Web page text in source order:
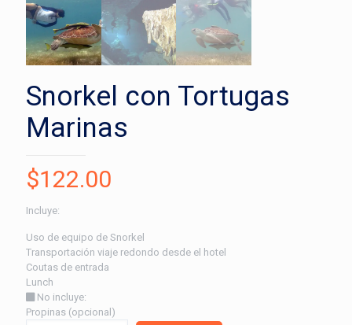
Snorkel con Tortugas
Marinas
$122.00
Incluye:
Uso de equipo de Snorkel
Transportación viaje redondo desde el hotel
Coutas de entrada
Lunch
No incluye:
Propinas (opcional)